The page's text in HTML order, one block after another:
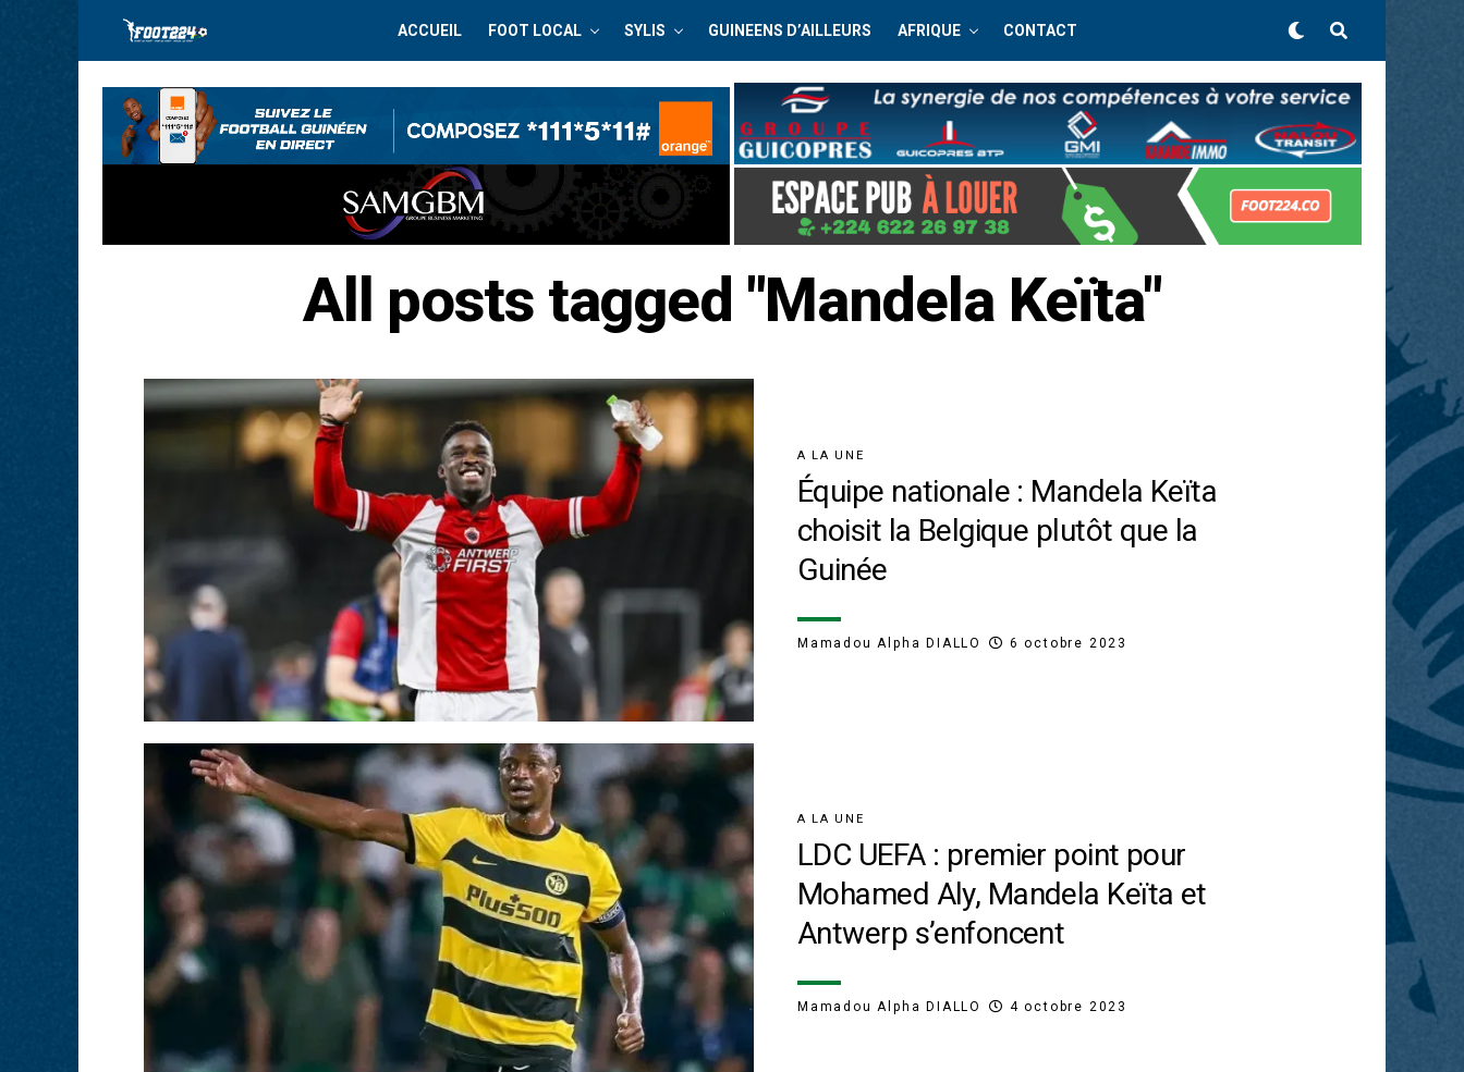
ACCUEIL FOOT LOCAL SYLIS GUINEENS D’AILLEURS AFRIQUE CONTACT
All posts tagged "Mandela Keïta"
A LA UNE
Équipe nationale : Mandela Keïta
choisit la Belgique plutôt que la
Guinée
Mamadou Alpha DIALLO 6 octobre 2023
A LA UNE
LDC UEFA : premier point pour
Mohamed Aly, Mandela Keïta et
Antwerp s’enfoncent
Mamadou Alpha DIALLO 4 octobre 2023